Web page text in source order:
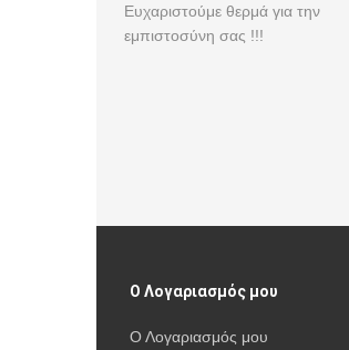
Ευχαριστούμε θερμά για την
εμπιστοσύνη σας !!!
Ο Λογαριασμός μου
Ο Λογαριασμός μου